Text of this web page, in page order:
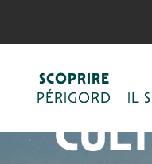
SCOPRIRE
PÉRIGORD
IL